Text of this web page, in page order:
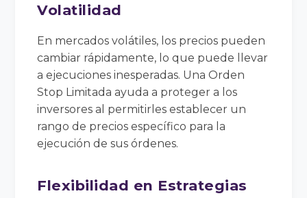
Volatilidad
En mercados volátiles, los precios pueden
cambiar rápidamente, lo que puede llevar
a ejecuciones inesperadas. Una Orden
Stop Limitada ayuda a proteger a los
inversores al permitirles establecer un
rango de precios específico para la
ejecución de sus órdenes.
Flexibilidad en Estrategias